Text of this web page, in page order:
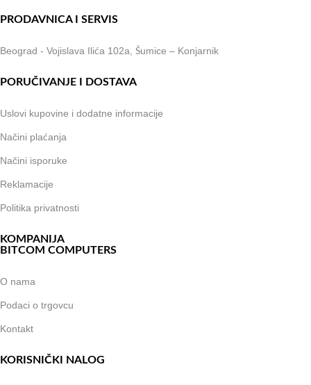
PRODAVNICA I SERVIS
Beograd - Vojislava Ilića 102a, Šumice – Konjarnik
PORUČIVANJE I DOSTAVA
Uslovi kupovine i dodatne informacije
Načini plaćanja
Načini isporuke
Reklamacije
Politika privatnosti
KOMPANIJA
BITCOM COMPUTERS
O nama
Podaci o trgovcu
Kontakt
KORISNIČKI NALOG